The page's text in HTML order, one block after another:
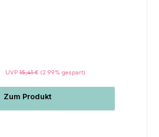
UVP15,41 € (2.99% gespart)
Zum Produkt